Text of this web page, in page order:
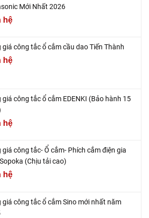
Mới Nhất 2026
hệ
giá công tắc ổ cắm cầu dao Tiến Thành
hệ
giá công tắc ổ cắm EDENKI (Bảo hành 15
hệ
giá công tắc- Ổ cắm- Phích cắm điện gia
(Chịu tải cao)
hệ
giá công tắc ổ cắm Sino mới nhất năm